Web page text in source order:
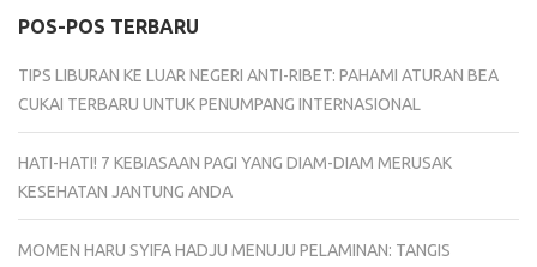
POS-POS TERBARU
TIPS LIBURAN KE LUAR NEGERI ANTI-RIBET: PAHAMI ATURAN BEA
CUKAI TERBARU UNTUK PENUMPANG INTERNASIONAL
HATI-HATI! 7 KEBIASAAN PAGI YANG DIAM-DIAM MERUSAK
KESEHATAN JANTUNG ANDA
MOMEN HARU SYIFA HADJU MENUJU PELAMINAN: TANGIS